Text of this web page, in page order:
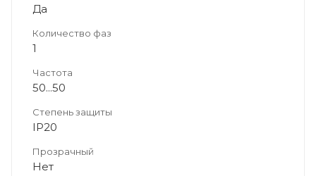
Да
Количество фаз
1
Частота
50...50
Степень защиты
IP20
Прозрачный
Нет